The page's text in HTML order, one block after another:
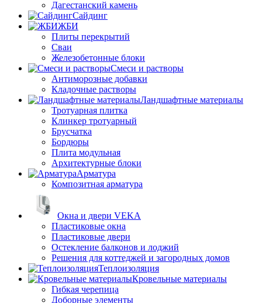
Дагестанский камень
Сайдинг
ЖБИ
Плиты перекрытий
Сваи
Железобетонные блоки
Cмеси и растворы
Антиморозные добавки
Кладочные растворы
Ландшафтные материалы
Тротуарная плитка
Клинкер тротуарный
Брусчатка
Бордюры
Плита модульная
Архитектурные блоки
Арматура
Композитная арматура
Окна и двери VEKA
Пластиковые окна
Пластиковые двери
Остекление балконов и лоджий
Решения для коттеджей и загородных домов
Теплоизоляция
Кровельные материалы
Гибкая черепица
Доборные элементы